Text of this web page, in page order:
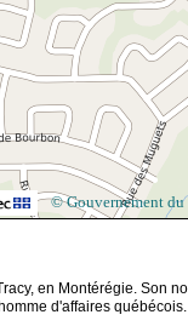
© Gouvernement du
en Montérégie. Son
d'affaires québécois.